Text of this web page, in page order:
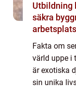
Utbildning
säkra
Fakta om
värld uppe i
är exotiska
sin unika